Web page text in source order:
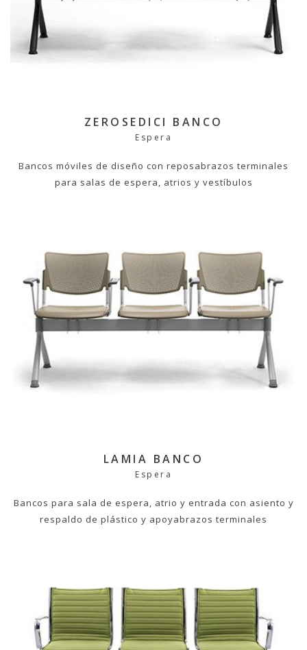
ZEROSEDICI BANCO
Espera
Bancos móviles de diseño con reposabrazos terminales
para salas de espera, atrios y vestíbulos
LAMIA BANCO
Espera
Bancos para sala de espera, atrio y entrada con asiento y
respaldo de plástico y apoyabrazos terminales